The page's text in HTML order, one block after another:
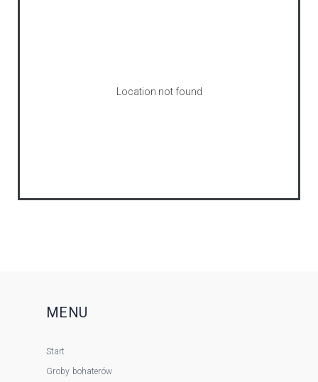
Location not found
MENU
Start
Groby bohaterów